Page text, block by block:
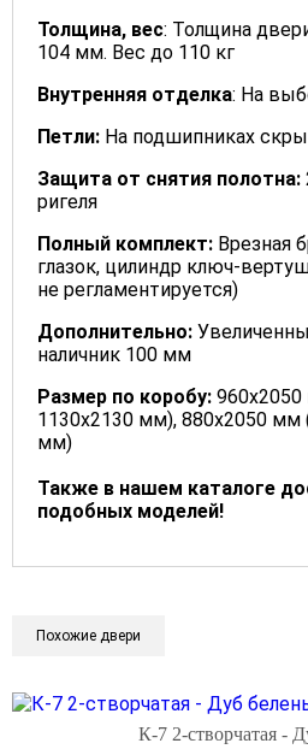
Толщина, вес: Толщина
104 мм. Вес до 110 кг
Внутренняя отделка: На
Петли: На подшипниках
Защита от снятия полотна:
ригеля
Полный комплект: Врезная
глазок, цилиндр ключ-
не регламентируется)
Дополнительно:
наличник 100 мм
Размер по коробу:
1130х2130 мм), 880х2050
мм)
Также в нашем каталоге
подобных моделей!
Похожие двери
К-7 2-створчатая -